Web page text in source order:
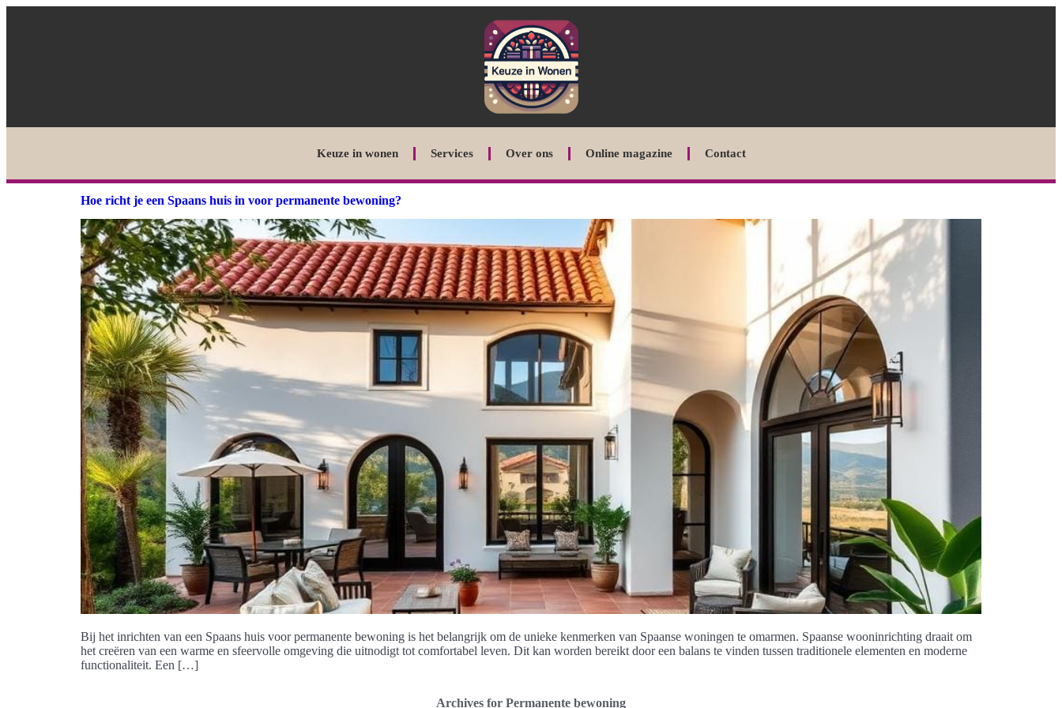
Keuze in wonen Services Over ons Online magazine Contact
Hoe richt je een Spaans huis in voor permanente bewoning?
Bij het inrichten van een Spaans huis voor permanente bewoning is het belangrijk om de unieke kenmerken van Spaanse woningen te omarmen. Spaanse wooninrichting draait om
het creëren van een warme en sfeervolle omgeving die uitnodigt tot comfortabel leven. Dit kan worden bereikt door een balans te vinden tussen traditionele elementen en moderne
functionaliteit. Een […]
Archives for Permanente bewoning